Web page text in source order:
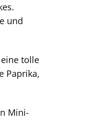
und
tolle
Paprika,
Mini-